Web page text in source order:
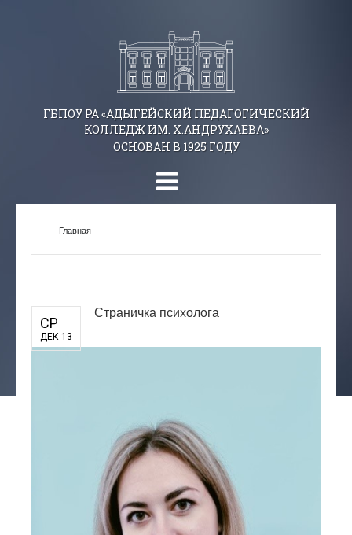
ГБПОУ РА «АДЫГЕЙСКИЙ ПЕДАГОГИЧЕСКИЙ
КОЛЛЕДЖ ИМ. Х.АНДРУХАЕВА»
ОСНОВАН В 1925 ГОДУ
Главная
СР
ДЕК 13
Страничка психолога